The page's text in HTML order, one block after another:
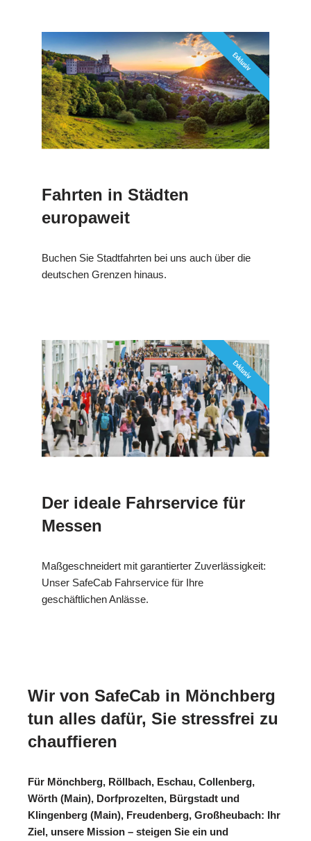
Fahrten in Städten
europaweit
Buchen Sie Stadtfahrten bei uns auch über die
deutschen Grenzen hinaus.
Der ideale Fahrservice für
Messen
Maßgeschneidert mit garantierter Zuverlässigkeit:
Unser SafeCab Fahrservice für Ihre
geschäftlichen Anlässe.
Wir von SafeCab in Mönchberg
tun alles dafür, Sie stressfrei zu
chauffieren
Für Mönchberg, Röllbach, Eschau, Collenberg,
Wörth (Main), Dorfprozelten, Bürgstadt und
Klingenberg (Main), Freudenberg, Großheubach: Ihr
Ziel, unsere Mission – steigen Sie ein und